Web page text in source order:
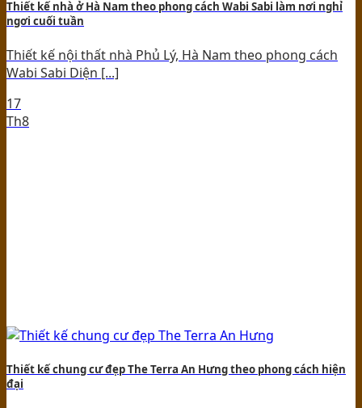
Thiết kế nhà ở Hà Nam theo phong cách Wabi Sabi làm nơi nghỉ
ngơi cuối tuần
Thiết kế nội thất nhà Phủ Lý, Hà Nam theo phong cách
Wabi Sabi Diện [...]
17
Th8
Thiết kế chung cư đẹp The Terra An Hưng theo phong cách hiện
đại